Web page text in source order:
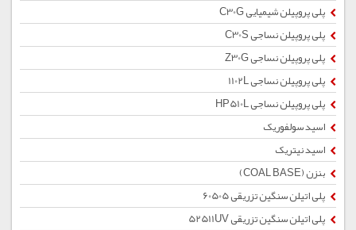
پلی پروپیلن شیمیایی C30G
پلی پروپیلن نساجی C30S
پلی پروپیلن نساجی Z30G
پلی پروپیلن نساجی 1102L
پلی پروپیلن نساجی HP510L
اسید سولفوریک
اسید نیتریک
بنزن (COAL BASE)
پلی اتیلن سنگین تزریقی 60505
پلی اتیلن سنگین تزریقی 52511UV